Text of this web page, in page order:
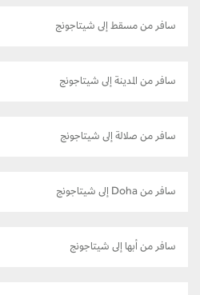
سافر من مسقط إلى شيتاجونج
سافر من المدينة إلى شيتاجونج
سافر من صلالة إلى شيتاجونج
سافر من Doha إلى شيتاجونج
سافر من أبها إلى شيتاجونج